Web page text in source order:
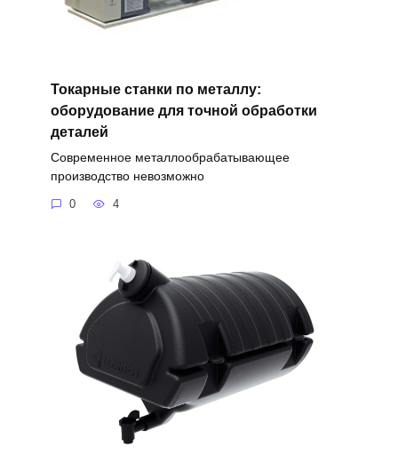
Токарные станки по металлу:
оборудование для точной обработки
деталей
Современное металлообрабатывающее
производство невозможно
0 4